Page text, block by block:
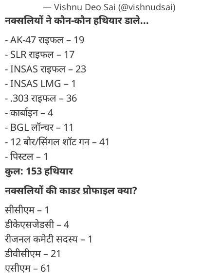
— Vishnu Deo Sai (@vishnudsai)
नक्सलियों ने कौन-कौन हथियार डाले...
- AK-47 राइफल – 19
- SLR राइफल – 17
- INSAS राइफल – 23
- INSAS LMG – 1
- .303 राइफल – 36
- कार्बाइन – 4
- BGL लॉन्चर – 11
- 12 बोर/सिंगल शॉट गन – 41
- पिस्टल – 1
कुल: 153 हथियार
नक्सलियों की काडर प्रोफाइल क्या?
सीसीएम – 1
डीकेएसजेडसी – 4
रीजनल कमेटी सदस्य – 1
डीवीसीएम – 21
एसीएम – 61